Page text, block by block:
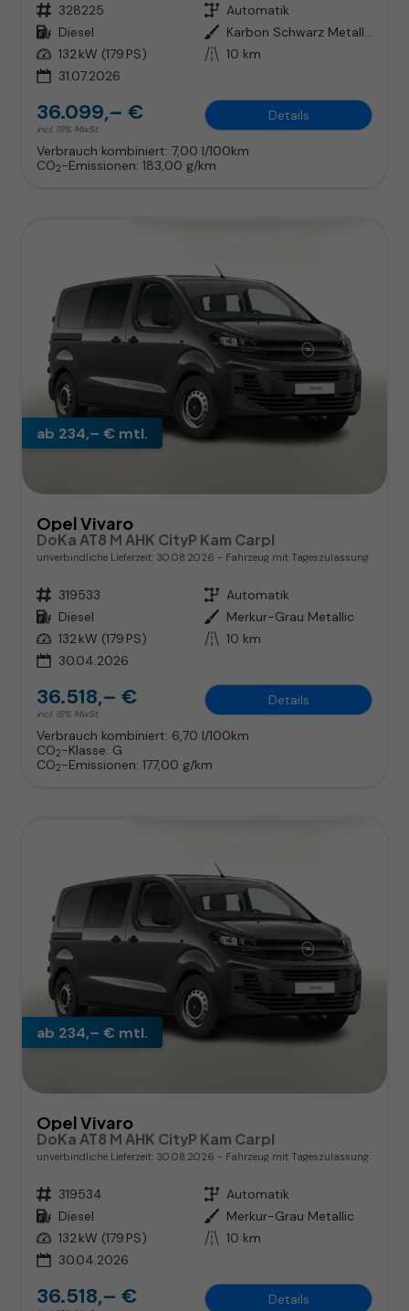
Fahrzeugnr. 328225 Getriebe Automatik
Kraftstoff Diesel Außenfarbe
Karbon Schwarz Metallic
Leistung 132 kW (179 PS) Kilometerstand 10 km
31.07.2026
36.099,– €
incl. 19% MwSt.
Details
Verbrauch kombiniert: 7,00 l/100km
CO2-Emissionen: 183,00 g/km
ab 234,– € mtl.
Opel Vivaro
DoKa AT8 M AHK CityP Kam Carpl
unverbindliche Lieferzeit: 30.08.2026 Fahrzeug mit Tageszulassung
Fahrzeugnr. 319533 Getriebe Automatik
Kraftstoff Diesel Außenfarbe Merkur-Grau Metallic
Leistung 132 kW (179 PS) Kilometerstand 10 km
30.04.2026
36.518,– €
incl. 19% MwSt.
Details
Verbrauch kombiniert: 6,70 l/100km
CO2-Klasse: G
CO2-Emissionen: 177,00 g/km
ab 234,– € mtl.
Opel Vivaro
DoKa AT8 M AHK CityP Kam Carpl
unverbindliche Lieferzeit: 30.08.2026 Fahrzeug mit Tageszulassung
Fahrzeugnr. 319534 Getriebe Automatik
Kraftstoff Diesel Außenfarbe Merkur-Grau Metallic
Leistung 132 kW (179 PS) Kilometerstand 10 km
30.04.2026
36.518,– € Details